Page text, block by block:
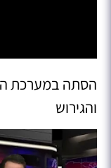
הסתה במערכת
והגירוש